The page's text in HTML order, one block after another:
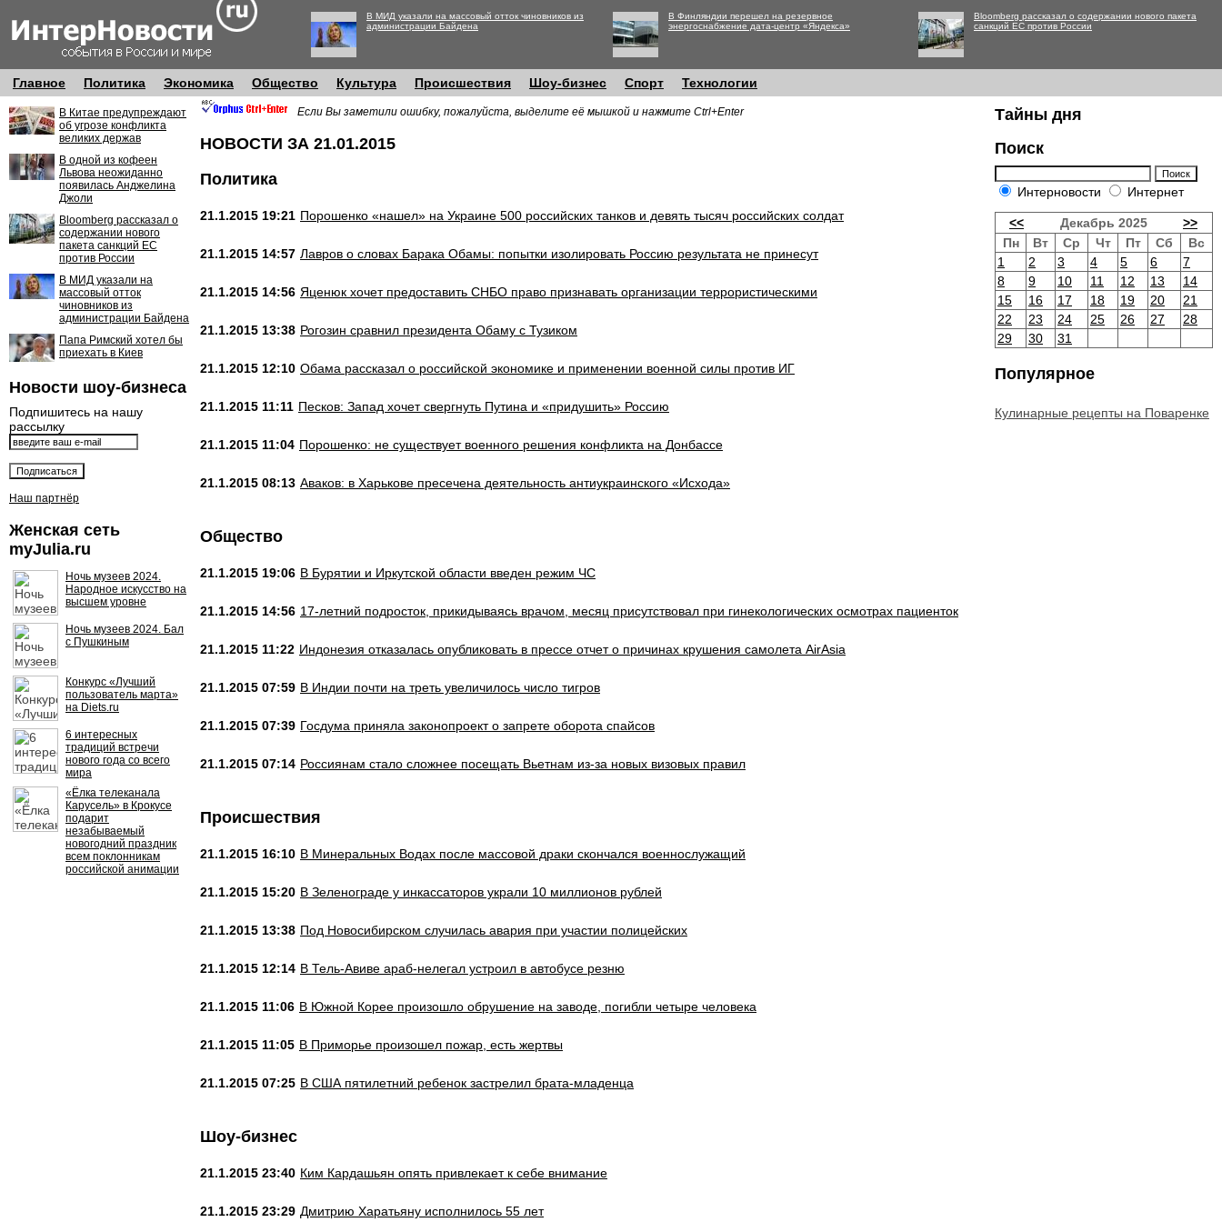
В МИД указали на массовый отток чиновников из
администрации Байдена
В Финляндии перешел на резервное
энергоснабжение дата-центр «Яндекса»
Bloomberg рассказал о содержании нового пакета
санкций ЕС против России
Главное Политика Экономика Общество Культура Происшествия Шоу-бизнес Спорт Технологии
В Китае предупреждают
об угрозе конфликта
великих держав
В одной из кофеен
Львова неожиданно
появилась Анджелина
Джоли
Bloomberg рассказал о
содержании нового
пакета санкций ЕС
против России
В МИД указали на
массовый отток
чиновников из
администрации Байдена
Папа Римский хотел бы
приехать в Киев
Новости шоу-бизнеса
Подпишитесь на нашу
рассылку
Наш партнёр
Женская сеть
myJulia.ru
Ночь музеев 2024.
Народное искусство на
высшем уровне
Ночь музеев 2024. Бал
с Пушкиным
Конкурс «Лучший
пользователь марта»
на Diets.ru
6 интересных
традиций встречи
нового года со всего
мира
«Ёлка телеканала
Карусель» в Крокусе
подарит
незабываемый
новогодний праздник
всем поклонникам
российской анимации
Если Вы заметили ошибку, пожалуйста, выделите её мышкой и нажмите Ctrl+Enter
НОВОСТИ ЗА 21.01.2015
Политика
21.1.2015 19:21 Порошенко «нашел» на Украине 500 российских танков и девять тысяч российских солдат
21.1.2015 14:57 Лавров о словах Барака Обамы: попытки изолировать Россию результата не принесут
21.1.2015 14:56 Яценюк хочет предоставить СНБО право признавать организации террористическими
21.1.2015 13:38 Рогозин сравнил президента Обаму с Тузиком
21.1.2015 12:10 Обама рассказал о российской экономике и применении военной силы против ИГ
21.1.2015 11:11 Песков: Запад хочет свергнуть Путина и «придушить» Россию
21.1.2015 11:04 Порошенко: не существует военного решения конфликта на Донбассе
21.1.2015 08:13 Аваков: в Харькове пресечена деятельность антиукраинского «Исхода»
Общество
21.1.2015 19:06 В Бурятии и Иркутской области введен режим ЧС
21.1.2015 14:56 17-летний подросток, прикидываясь врачом, месяц присутствовал при гинекологических осмотрах пациенток
21.1.2015 11:22 Индонезия отказалась опубликовать в прессе отчет о причинах крушения самолета AirAsia
21.1.2015 07:59 В Индии почти на треть увеличилось число тигров
21.1.2015 07:39 Госдума приняла законопроект о запрете оборота спайсов
21.1.2015 07:14 Россиянам стало сложнее посещать Вьетнам из-за новых визовых правил
Происшествия
21.1.2015 16:10 В Минеральных Водах после массовой драки скончался военнослужащий
21.1.2015 15:20 В Зеленограде у инкассаторов украли 10 миллионов рублей
21.1.2015 13:38 Под Новосибирском случилась авария при участии полицейских
21.1.2015 12:14 В Тель-Авиве араб-нелегал устроил в автобусе резню
21.1.2015 11:06 В Южной Корее произошло обрушение на заводе, погибли четыре человека
21.1.2015 11:05 В Приморье произошел пожар, есть жертвы
21.1.2015 07:25 В США пятилетний ребенок застрелил брата-младенца
Шоу-бизнес
21.1.2015 23:40 Ким Кардашьян опять привлекает к себе внимание
21.1.2015 23:29 Дмитрию Харатьяну исполнилось 55 лет
Тайны дня
Поиск
Интерновости Интернет
<< Декабрь 2025
>>
Пн
Вт Ср Чт Пт Сб
Вс
1
2 3 4 5 6
7
8
9 10 11 12 13
14
15
16 17 18 19 20
21
22
23 24 25 26 27
28
29
30 31
Популярное
Кулинарные рецепты на Поваренке